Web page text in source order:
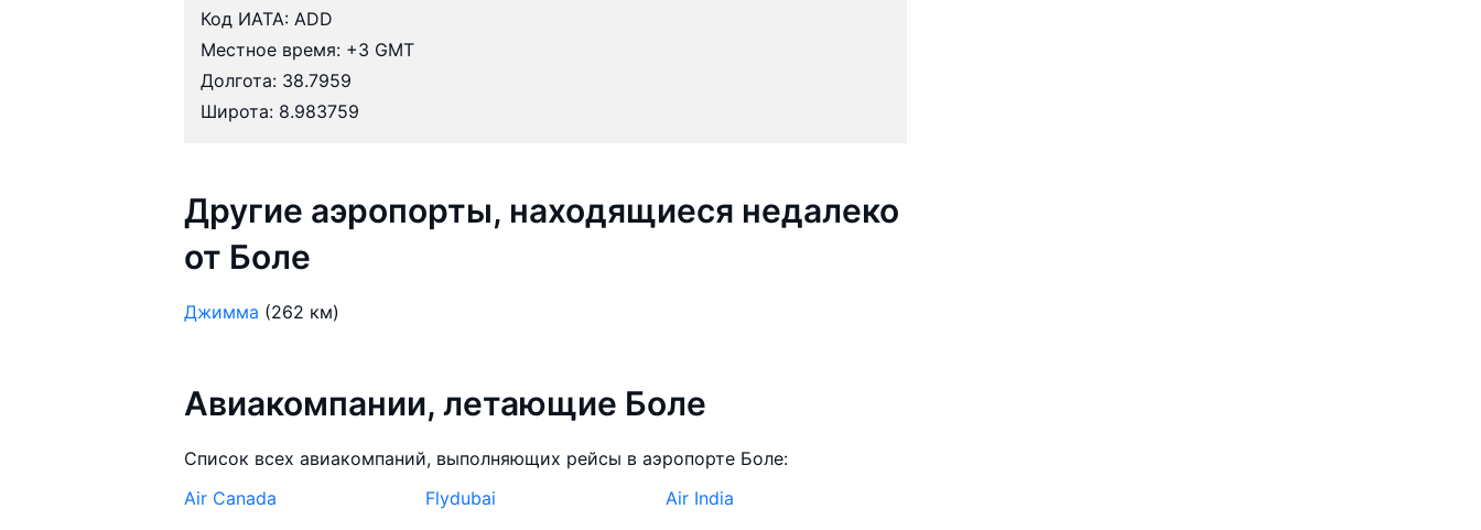
Код ИАТА: ADD
Местное время: +3 GMT
Долгота: 38.7959
Широта: 8.983759
Другие аэропорты, находящиеся недалеко
от Боле
Джимма (262 км)
Авиакомпании, летающие Боле
Список всех авиакомпаний, выполняющих рейсы в аэропорте Боле:
Air Canada
Flydubai
Air India